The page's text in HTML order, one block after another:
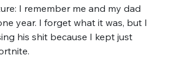
I remember me and my dad
year. I forget what it was, but I
his shit because I kept just